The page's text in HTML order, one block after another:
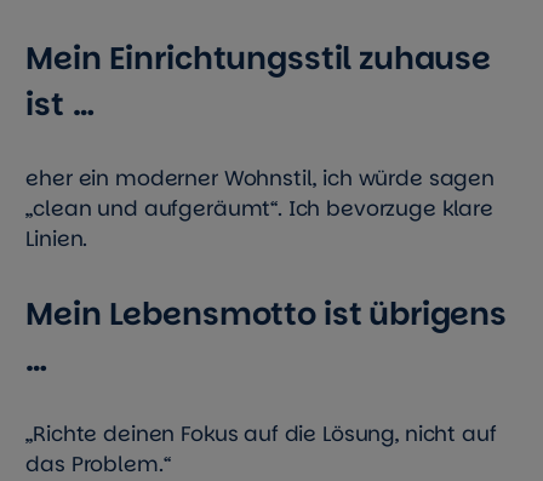
Mein Einrichtungsstil zuhause
ist …
eher ein moderner Wohnstil, ich würde sagen
„clean und aufgeräumt“. Ich bevorzuge klare
Linien.
Mein Lebensmotto ist übrigens
…
„Richte deinen Fokus auf die Lösung, nicht auf
das Problem.“